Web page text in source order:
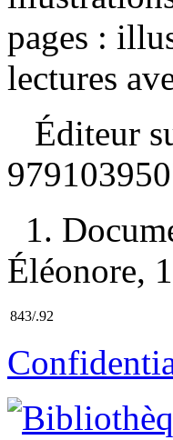
pages :
lectures
Éditeur
1.
Éléonore,
843/.92